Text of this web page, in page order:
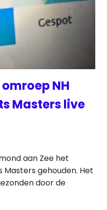
NH
Masters live
aan Zee het
gehouden. Het
door de